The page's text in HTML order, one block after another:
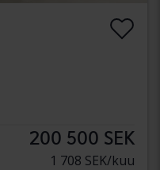
200 500 SEK
1 708 SEK/kuu